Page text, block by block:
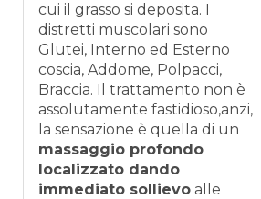
cui il grasso si deposita. I
distretti muscolari sono
Glutei, Interno ed Esterno
coscia, Addome, Polpacci,
Braccia. Il trattamento non è
assolutamente fastidioso,anzi,
la sensazione è quella di un
massaggio profondo
localizzato dando
immediato sollievo alle